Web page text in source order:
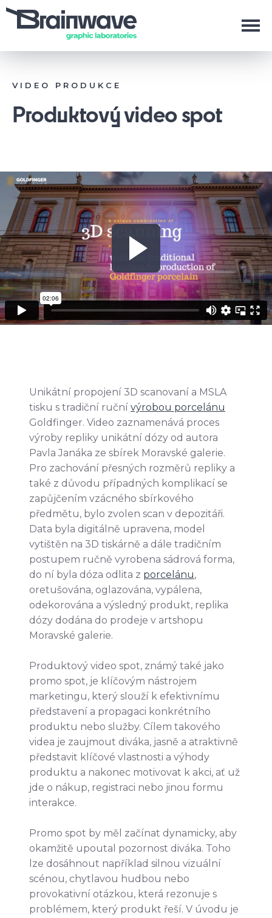
VIDEO PRODUKCE
Produktový video spot
Unikátní propojení 3D scanovaní a MSLA
tisku s tradiční ruční výrobou porcelánu
Goldfinger. Video zaznamenává proces
výroby repliky unikátní dózy od autora
Pavla Janáka ze sbírek Moravské galerie.
Pro zachování přesných rozměrů repliky a
také z důvodu případných komplikací se
zapůjčením vzácného sbírkového
předmětu, bylo zvolen scan v depozitáři.
Data byla digitálně upravena, model
vytištěn na 3D tiskárně a dále tradičním
postupem ručně vyrobena sádrová forma,
do ní byla dóza odlita z porcelánu,
oretušována, oglazována, vypálena,
odekorována a výsledný produkt, replika
dózy dodána do prodeje v artshopu
Moravské galerie.
Produktový video spot, známý také jako
promo spot, je klíčovým nástrojem
marketingu, který slouží k efektivnímu
představení a propagaci konkrétního
produktu nebo služby. Cílem takového
videa je zaujmout diváka, jasně a atraktivně
představit klíčové vlastnosti a výhody
produktu a nakonec motivovat k akci, ať už
jde o nákup, registraci nebo jinou formu
interakce.
Promo spot by měl začínat dynamicky, aby
okamžitě upoutal pozornost diváka. Toho
lze dosáhnout například silnou vizuální
scénou, chytlavou hudbou nebo
provokativní otázkou, která rezonuje s
problémem, který produkt řeší. V úvodu je